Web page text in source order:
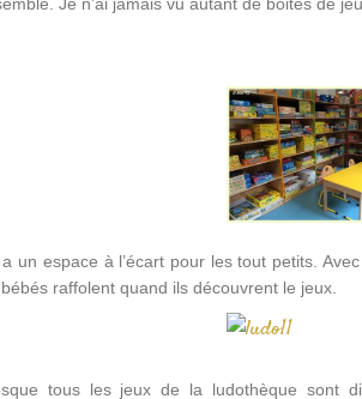
un espace à l’écart pour les tout petits.
raffolent quand ils découvrent le jeux.
tous les jeux de la ludothèque sont